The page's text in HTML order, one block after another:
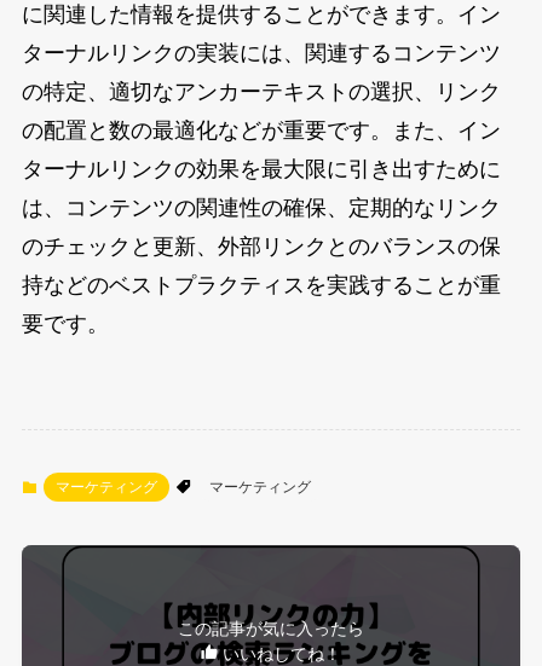
に関連した情報を提供することができます。イン
ターナルリンクの実装には、関連するコンテンツ
の特定、適切なアンカーテキストの選択、リンク
の配置と数の最適化などが重要です。また、イン
ターナルリンクの効果を最大限に引き出すために
は、コンテンツの関連性の確保、定期的なリンク
のチェックと更新、外部リンクとのバランスの保
持などのベストプラクティスを実践することが重
要です。
マーケティング マーケティング
この記事が気に入ったら
いいねしてね！